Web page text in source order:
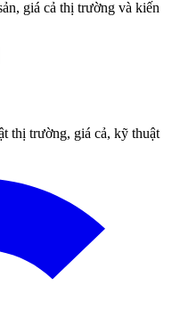
giá cả thị trường và kiến
thị trường, giá cả, kỹ thuật